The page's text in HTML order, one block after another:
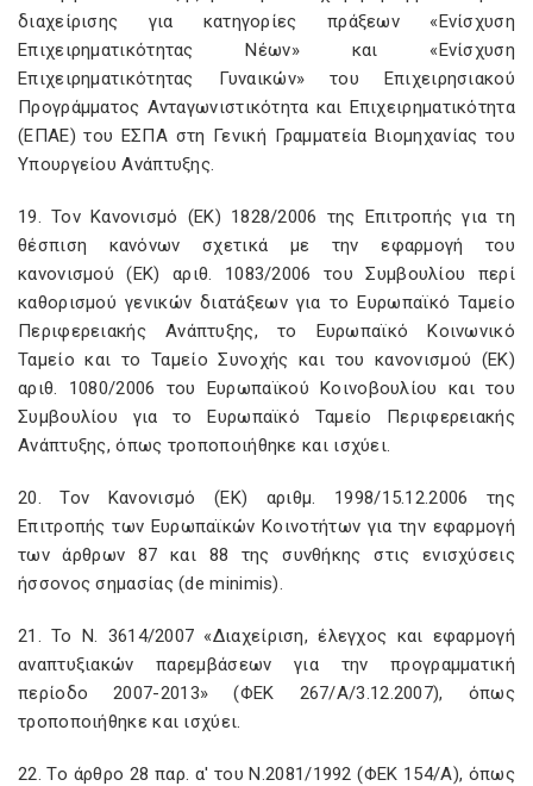
διαχείρισης για κατηγορίες πράξεων «Ενίσχυση
Επιχειρηματικότητας Νέων» και «Ενίσχυση
Επιχειρηματικότητας Γυναικών» του Επιχειρησιακού
Προγράμματος Ανταγωνιστικότητα και Επιχειρηματικότητα
(ΕΠΑΕ) του ΕΣΠΑ στη Γενική Γραμματεία Βιομηχανίας του
Υπουργείου Ανάπτυξης.
19. Τον Κανονισμό (ΕΚ) 1828/2006 της Επιτροπής για τη
θέσπιση κανόνων σχετικά με την εφαρμογή του
κανονισμού (ΕΚ) αριθ. 1083/2006 του Συμβουλίου περί
καθορισμού γενικών διατάξεων για το Ευρωπαϊκό Ταμείο
Περιφερειακής Ανάπτυξης, το Ευρωπαϊκό Κοινωνικό
Ταμείο και το Ταμείο Συνοχής και του κανονισμού (ΕΚ)
αριθ. 1080/2006 του Ευρωπαϊκού Κοινοβουλίου και του
Συμβουλίου για το Ευρωπαϊκό Ταμείο Περιφερειακής
Ανάπτυξης, όπως τροποποιήθηκε και ισχύει.
20. Τον Κανονισμό (ΕΚ) αριθμ. 1998/15.12.2006 της
Επιτροπής των Ευρωπαϊκών Κοινοτήτων για την εφαρμογή
των άρθρων 87 και 88 της συνθήκης στις ενισχύσεις
ήσσονος σημασίας (de minimis).
21. Το Ν. 3614/2007 «Διαχείριση, έλεγχος και εφαρμογή
αναπτυξιακών παρεμβάσεων για την προγραμματική
περίοδο 2007-2013» (ΦΕΚ 267/Α/3.12.2007), όπως
τροποποιήθηκε και ισχύει.
22. Το άρθρο 28 παρ. α' του Ν.2081/1992 (ΦΕΚ 154/Α), όπως